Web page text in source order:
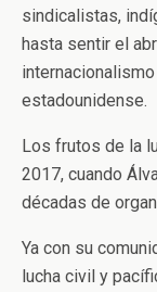
sindicalistas,
hasta sentir el
estadounidense.
Los frutos de la
2017, cuando
décadas de
Ya con su
lucha civil y